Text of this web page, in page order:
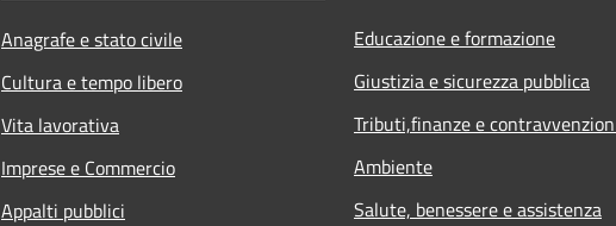
Anagrafe e stato civile
Cultura e tempo libero
Vita lavorativa
Imprese e Commercio
Appalti pubblici
Educazione e formazione
Giustizia e sicurezza pubblica
Tributi,finanze e
Ambiente
Salute, benessere e assistenza